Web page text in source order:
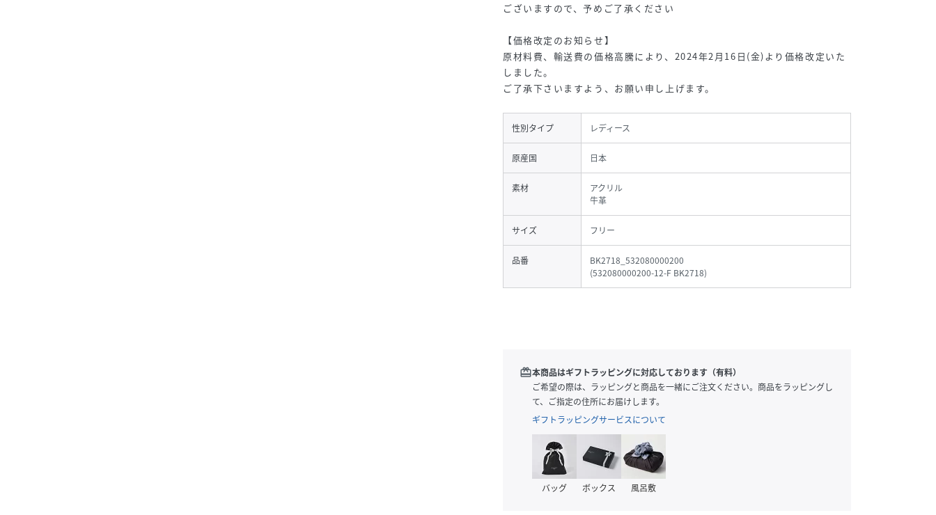
ございますので、予めご了承ください
【価格改定のお知らせ】
原材料費、輸送費の価格高騰により、2024年2月16日(金)より価格改定いた
しました。
ご了承下さいますよう、お願い申し上げます。
性別タイプ レディース
原産国 日本
素材
アクリル
牛革
サイズ フリー
品番
BK2718_532080000200
(532080000200-12-F BK2718)
redeem本商品はギフトラッピングに対応しております（有料）
ご希望の際は、ラッピングと商品を一緒にご注文ください。商品をラッピングし
て、ご指定の住所にお届けします。
ギフトラッピングサービスについて
バッグ ボックス 風呂敷